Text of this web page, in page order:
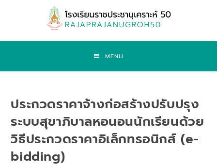
MENU
ประกวดราคาจ้างก่อสร้างปรับปรุง
ระบบสุขาภิบาลหอนอนนักเรียนด้วย
วิธีประกวดราคาอิเล็กทรอนิกส์ (e-
bidding)